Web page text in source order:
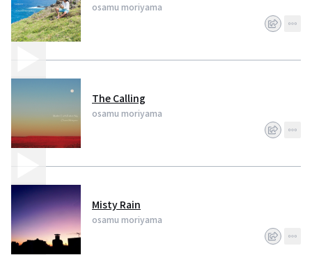
osamu moriyama
The Calling
osamu moriyama
Misty Rain
osamu moriyama